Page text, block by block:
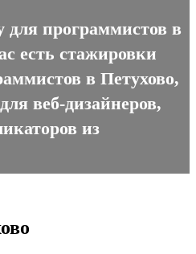
для программистов в
есть стажировки
в Петухово,
веб-дизайнеров,
из